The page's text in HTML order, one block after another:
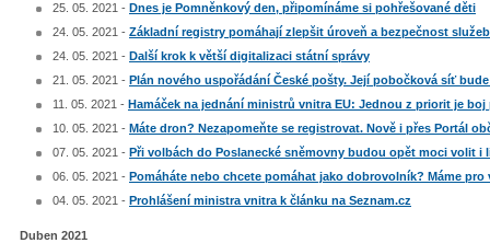
25. 05. 2021 - Dnes je Pomněnkový den, připomínáme si pohřešované děti
24. 05. 2021 - Základní registry pomáhají zlepšit úroveň a bezpečnost
24. 05. 2021 - Další krok k větší digitalizaci státní správy
21. 05. 2021 - Plán nového uspořádání České pošty. Její pobočková síť
11. 05. 2021 - Hamáček na jednání ministrů vnitra EU: Jednou z priorit je
10. 05. 2021 - Máte dron? Nezapomeňte se registrovat. Nově i přes Portál
07. 05. 2021 - Při volbách do Poslanecké sněmovny budou opět moci volit
06. 05. 2021 - Pomáháte nebo chcete pomáhat jako dobrovolník? Máme
04. 05. 2021 - Prohlášení ministra vnitra k článku na Seznam.cz
Duben 2021